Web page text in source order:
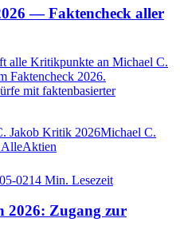
— Faktencheck aller
alle Kritikpunkte an Michael C.
Faktencheck 2026.
mit faktenbasierter
Jakob Kritik 2026Michael C.
AlleAktien
0214 Min. Lesezeit
2026: Zugang zur